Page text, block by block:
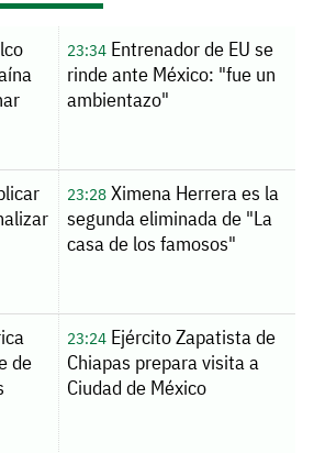
23:34Entrenador de EU se
rinde ante México: "fue un
ambientazo"
23:28Ximena Herrera es la
segunda eliminada de "La
casa de los famosos"
de
23:24Ejército Zapatista de
Chiapas prepara visita a
Ciudad de México